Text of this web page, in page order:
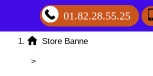
01.82.28.55.25
Store Banne
>